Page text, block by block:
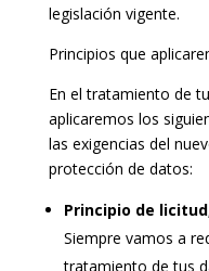
legislación vigente.
Principios que
En el tratamiento de
aplicaremos los
las exigencias del
protección de datos:
Principio de
Siempre vamos a
tratamiento de tus